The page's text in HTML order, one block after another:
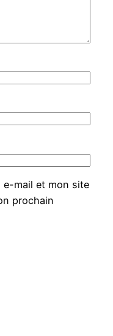
e-mail et mon site
prochain